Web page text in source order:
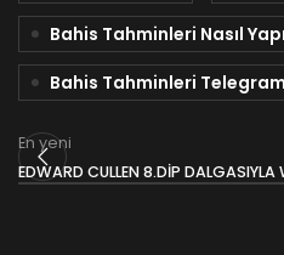
Bahis Tahminleri Nasıl
Bahis Tahminleri
En yeni
EDWARD CULLEN 8.DİP DALGASIYLA